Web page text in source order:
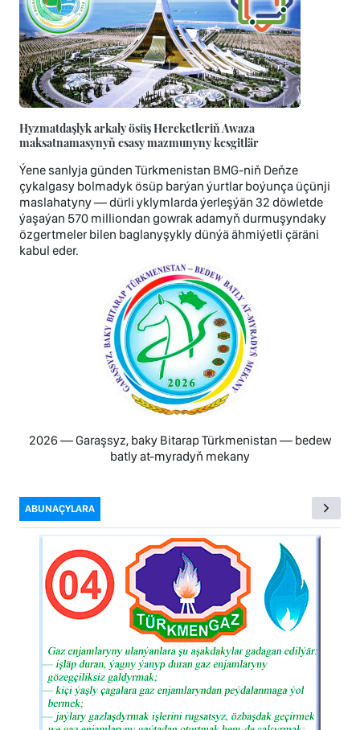
Hyzmatdaşlyk arkaly ösüş Hereketleriň Awaza
maksatnamasynyň esasy mazmunyny kesgitlär
Ýene sanlyja günden Türkmenistan BMG-niň Deňze
çykalgasy bolmadyk ösüp barýan ýurtlar boýunça üçünji
maslahatyny — dürli yklymlarda ýerleşýän 32 döwletde
ýaşaýan 570 milliondan gowrak adamyň durmuşyndaky
özgertmeler bilen baglanyşykly dünýä ähmiýetli çäräni
kabul eder.
2026 — Garaşsyz, baky Bitarap Türkmenistan — bedew
batly at-myradyň mekany
ABUNAÇYLARA